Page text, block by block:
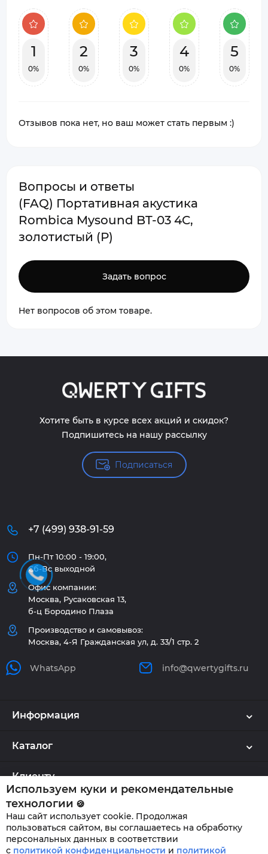
1
0%
2
0%
3
0%
4
0%
5
0%
Отзывов пока нет, но ваш может стать первым :)
Вопросы и ответы
(FAQ) Портативная акустика
Rombica Mysound BT-03 4C,
золотистый (Р)
Задать вопрос
Нет вопросов об этом товаре.
Хотите быть в курсе всех акций и скидок?
Подпишитесь на нашу рассылку
Подписаться
+7 (499) 938-91-59
Пн-Пт 10:00 - 19:00,
Сб-Вс выходной
Офис компании:
Москва, Русаковская 13,
б-ц Бородино Плаза
Производство и самовывоз:
Москва, 4-Я Гражданская ул, д. 33/1 стр. 2
WhatsApp info@qwertygifts.ru
Информация
Каталог
Клиенту
QWERTYGIFTS © 2026
Используем куки и рекомендательные
технологии 🍪
Наш сайт использует cookie. Продолжая
пользоваться сайтом, вы соглашаетесь на обработку
персональных данных в соответствии
с политикой конфиденциальности и политикой